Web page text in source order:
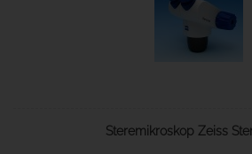
Steremikroskop Zeiss